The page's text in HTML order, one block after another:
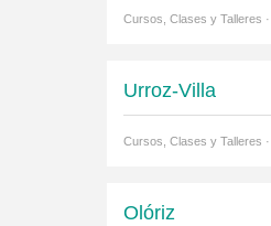
Cursos, Clases y Talleres
Urroz-Villa
Cursos, Clases y Talleres
Olóriz